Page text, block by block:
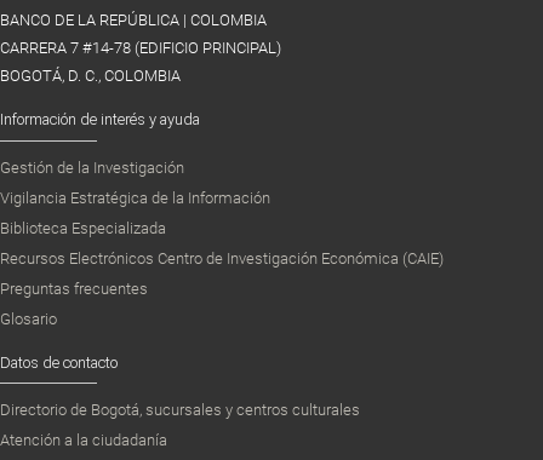
BANCO DE LA REPÚBLICA | COLOMBIA
CARRERA 7 #14-78 (EDIFICIO PRINCIPAL)
BOGOTÁ, D. C., COLOMBIA
Información de interés y ayuda
Gestión de la Investigación
Vigilancia Estratégica de la Información
Biblioteca Especializada
Recursos Electrónicos Centro de Investigación Económica (CAIE)
Preguntas frecuentes
Glosario
Datos de contacto
Directorio de Bogotá, sucursales y centros culturales
Atención a la ciudadanía